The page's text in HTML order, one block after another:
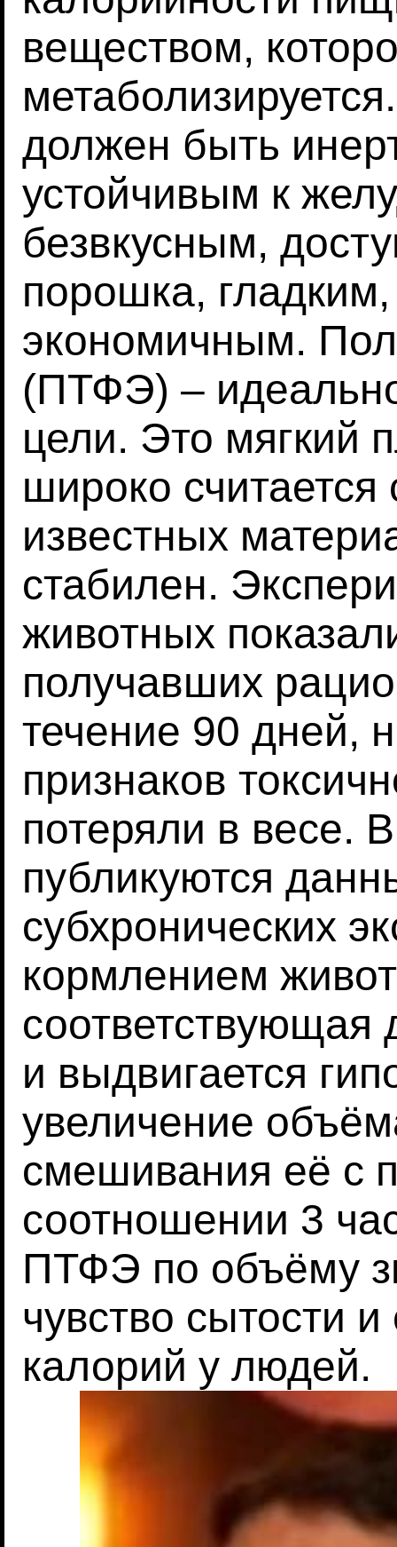
веществом,
должен быть
устойчивым к
безвкусным,
порошка,
экономичным.
(ПТФЭ) –
цели. Это мягкий
широко
известных
стабилен.
животных
получавших
течение 90 дней,
признаков
потеряли в весе.
публикуются
субхронических
кормлением
соответствующая
и выдвигается
увеличение
смешивания её с
соотношении 3
ПТФЭ по объёму
чувство сытости
калорий у людей.